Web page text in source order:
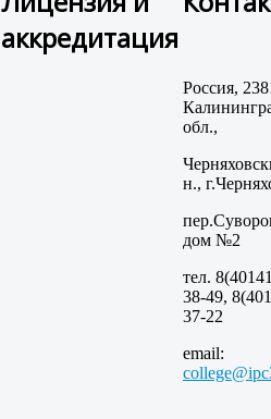
аккредитация
Россия,
обл.,
н.,
дом №2
тел.
38-49,
37-22
email: